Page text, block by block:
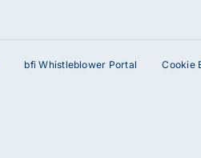
bfi Whistleblower Portal Cookie